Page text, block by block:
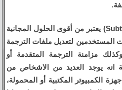
برنامج سبتيتل إديت (Subtitle Edit) يعتبر من أقوى الحلول المجانية
المستخدمين لتعديل ملفات الترجمة
مزامنة الترجمة المتقدمة أو
انه يوجد العديد من الاشخاص من
الكمبيوتر المكتبية أو المحمولة،